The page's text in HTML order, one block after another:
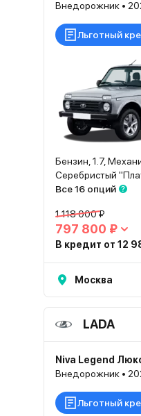
Внедорожник •
Льготный
Бензин, 1.7,
Серебристый
Все 16 опций
1 118 000 ₽
797 800 ₽
В кредит от 12
Москва
LADA
Niva Legend
Внедорожник •
Льготный